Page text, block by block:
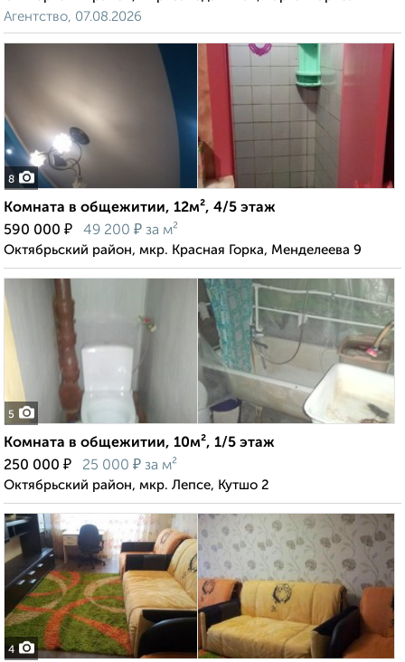
Агентство, 07.08.2026
8
Комната в общежитии, 12м², 4/5 этаж
590 000 ₽ 49 200 ₽ за м²
Октябрьский район, мкр. Красная Горка, Менделеева 9
5
Комната в общежитии, 10м², 1/5 этаж
250 000 ₽ 25 000 ₽ за м²
Октябрьский район, мкр. Лепсе, Кутшо 2
4